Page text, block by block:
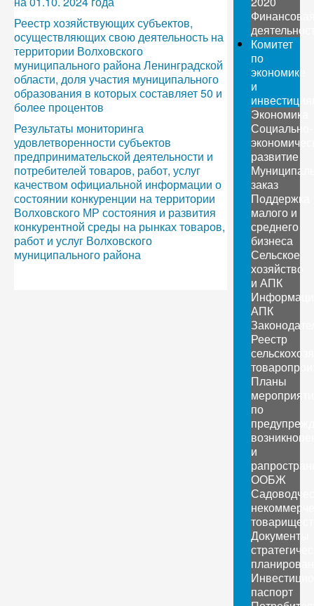
Реестр хозяйствующих субъектов,
осуществляющих свою деятельность на
территории Волховского
муниципального района Ленинградской
области, доля участия муниципального
образования в которых составляет 50 и
более процентов
Результаты мониторинга
удовлетворенности субъектов
предпринимательской деятельности и
потребителей товаров, работ, услуг
качеством официальной информации о
состоянии конкуренции на территории
Волховского МР состояния и развития
конкурентной среды на рынках товаров,
работ и услуг Волховского
муниципального района
Комитет
по
экономике
и
Экономика
Социально-
развитие
заказ
Поддержка
малого и
среднего
бизнеса
Сельское
хозяйство
и АПК
АПК
Реестр
Планы
по
и
ООБЖ
Документы
паспорт